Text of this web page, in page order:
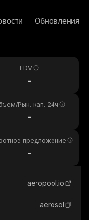
Обновления
FDV
-
Рын. кап. 24ч
-
предложение
-
aeropool.io
aerosol